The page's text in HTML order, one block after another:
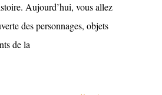
Aujourd’hui, vous allez
des personnages, objets
de la